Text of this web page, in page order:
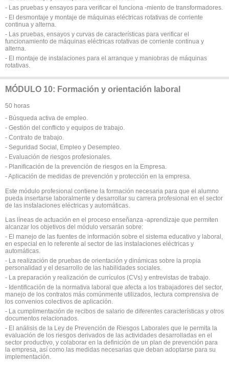
- Las pruebas y ensayos para verificar el funciona -miento de transformadores.
- El desmontaje y montaje de máquinas eléctricas rotativas de corriente
continua y alterna.
- Las pruebas, ensayos y curvas de características para verificar el
funcionamiento de máquinas eléctricas rotativas de corriente continua y
alterna.
- El montaje de instalaciones para el arranque y maniobras de máquinas
rotativas.
MÓDULO 10: Formación y orientación laboral
50 horas
- Búsqueda activa de empleo.
- Gestión del conflicto y equipos de trabajo.
- Contrato de trabajo.
- Seguridad Social, Empleo y Desempleo.
- Evaluación de riesgos profesionales.
- Planificación de la prevención de riesgos en la Empresa.
- Aplicación de medidas de prevención y protección en la empresa.
Este módulo profesional contiene la formación necesaria para que el alumno
pueda insertarse laboralmente y desarrollar su carrera profesional en el sector
de las instalaciones eléctricas y automáticas.
Las líneas de actuación en el proceso enseñanza -aprendizaje que permiten
alcanzar los objetivos del módulo versarán sobre:
- El manejo de las fuentes de información sobre el sistema educativo y laboral,
en especial en lo referente al sector de las instalaciones eléctricas y
automáticas.
- La realización de pruebas de orientación y dinámicas sobre la propia
personalidad y el desarrollo de las habilidades sociales.
- La preparación y realización de currículos (CVs) y entrevistas de trabajo.
- Identificación de la normativa laboral que afecta a los trabajadores del sector,
manejo de los contratos más comúnmente utilizados, lectura comprensiva de
los convenios colectivos de aplicación.
- La cumplimentación de recibos de salario de diferentes características y otros
documentos relacionados.
- El análisis de la Ley de Prevención de Riesgos Laborales que le permita la
evaluación de los riesgos derivados de las actividades desarrolladas en el
sector productivo, y colaborar en la definición de un plan de prevención para
la empresa, así como las medidas necesarias que deban adoptarse para su
implementación.